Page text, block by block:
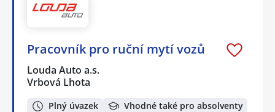
Pracovník pro ruční mytí vozů
Louda Auto a.s.
Vrbová Lhota
Plný úvazek Vhodné také pro absolventy